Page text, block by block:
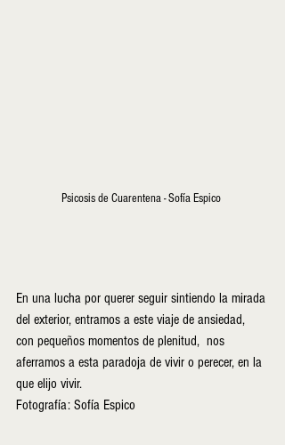
Psicosis de Cuarentena - Sofía Espico
En una lucha por querer seguir sintiendo la mirada
del exterior, entramos a este viaje de ansiedad,
con pequeños momentos de plenitud,  nos
aferramos a esta paradoja de vivir o perecer, en la
que elijo vivir.
Fotografía: Sofía Espico